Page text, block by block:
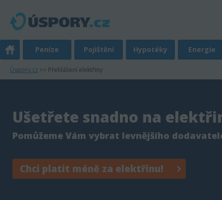
Peníze Pojištění Hypotéky Energie
Úspory.cz >> Přehlášení elektřiny
Ušetřete snadno na
Pomůžeme Vám vybrat levnějšího
Chci platit méně za elektřinu!